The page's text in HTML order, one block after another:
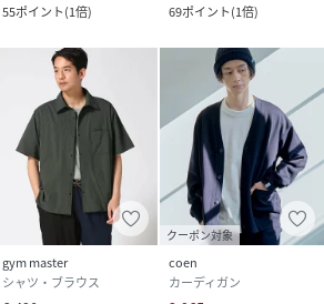
55ポイント(1倍)
69ポイント(1倍)
gym master
シャツ・ブラウス
クーポン対象
coen
カーディガン